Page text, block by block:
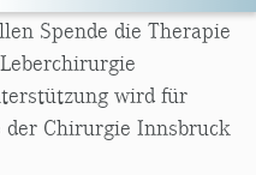
Spende die Therapie
wird für
der Chirurgie Innsbruck